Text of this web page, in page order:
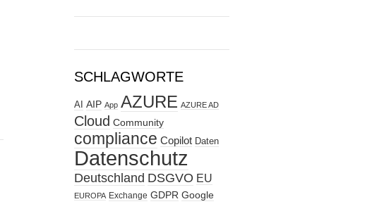
SCHLAGWORTE
AI AIP App AZURE AZURE AD
Cloud Community
compliance Copilot Daten
Datenschutz
Deutschland DSGVO EU
EUROPA Exchange GDPR Google